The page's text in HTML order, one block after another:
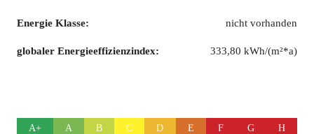
Energie Klasse: nicht vorhanden
globaler Energieeffizienzindex: 333,80 kWh/(m²*a)
A+ A B C D E F G H